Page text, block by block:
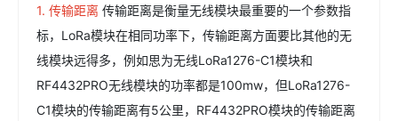
1. 传输距离 传输距离是衡量无线模块最重要的一个参数指
标，LoRa模块在相同功率下，传输距离方面要比其他的无
线模块远得多，例如思为无线LoRa1276-C1模块和
RF4432PRO无线模块的功率都是100mw，但LoRa1276-
C1模块的传输距离有5公里，RF4432PRO模块的传输距离